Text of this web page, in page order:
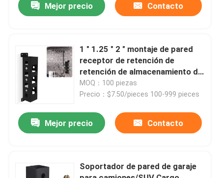
Visita a la fábrica
Control de Calidad
Contacto
Solicitar una cotización
Organizador de almacenamiento en el hogar
Mejor precio Contacto
1 " 1.25 " 2 " montaje de pared
receptor de retención de
retención de almacenamiento de
retención de almacenamiento
colector 7
MOQ：100 piezas
Precio：$7.50/pieces 100-999 pieces
Mejor precio Contacto
Soportador de pared de garaje